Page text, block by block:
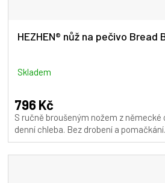
HEZHEN® nůž na pečivo Bread
Skladem
796 Kč
S ručně broušeným nožem z německé
denní chleba. Bez drobení a pomačkání.